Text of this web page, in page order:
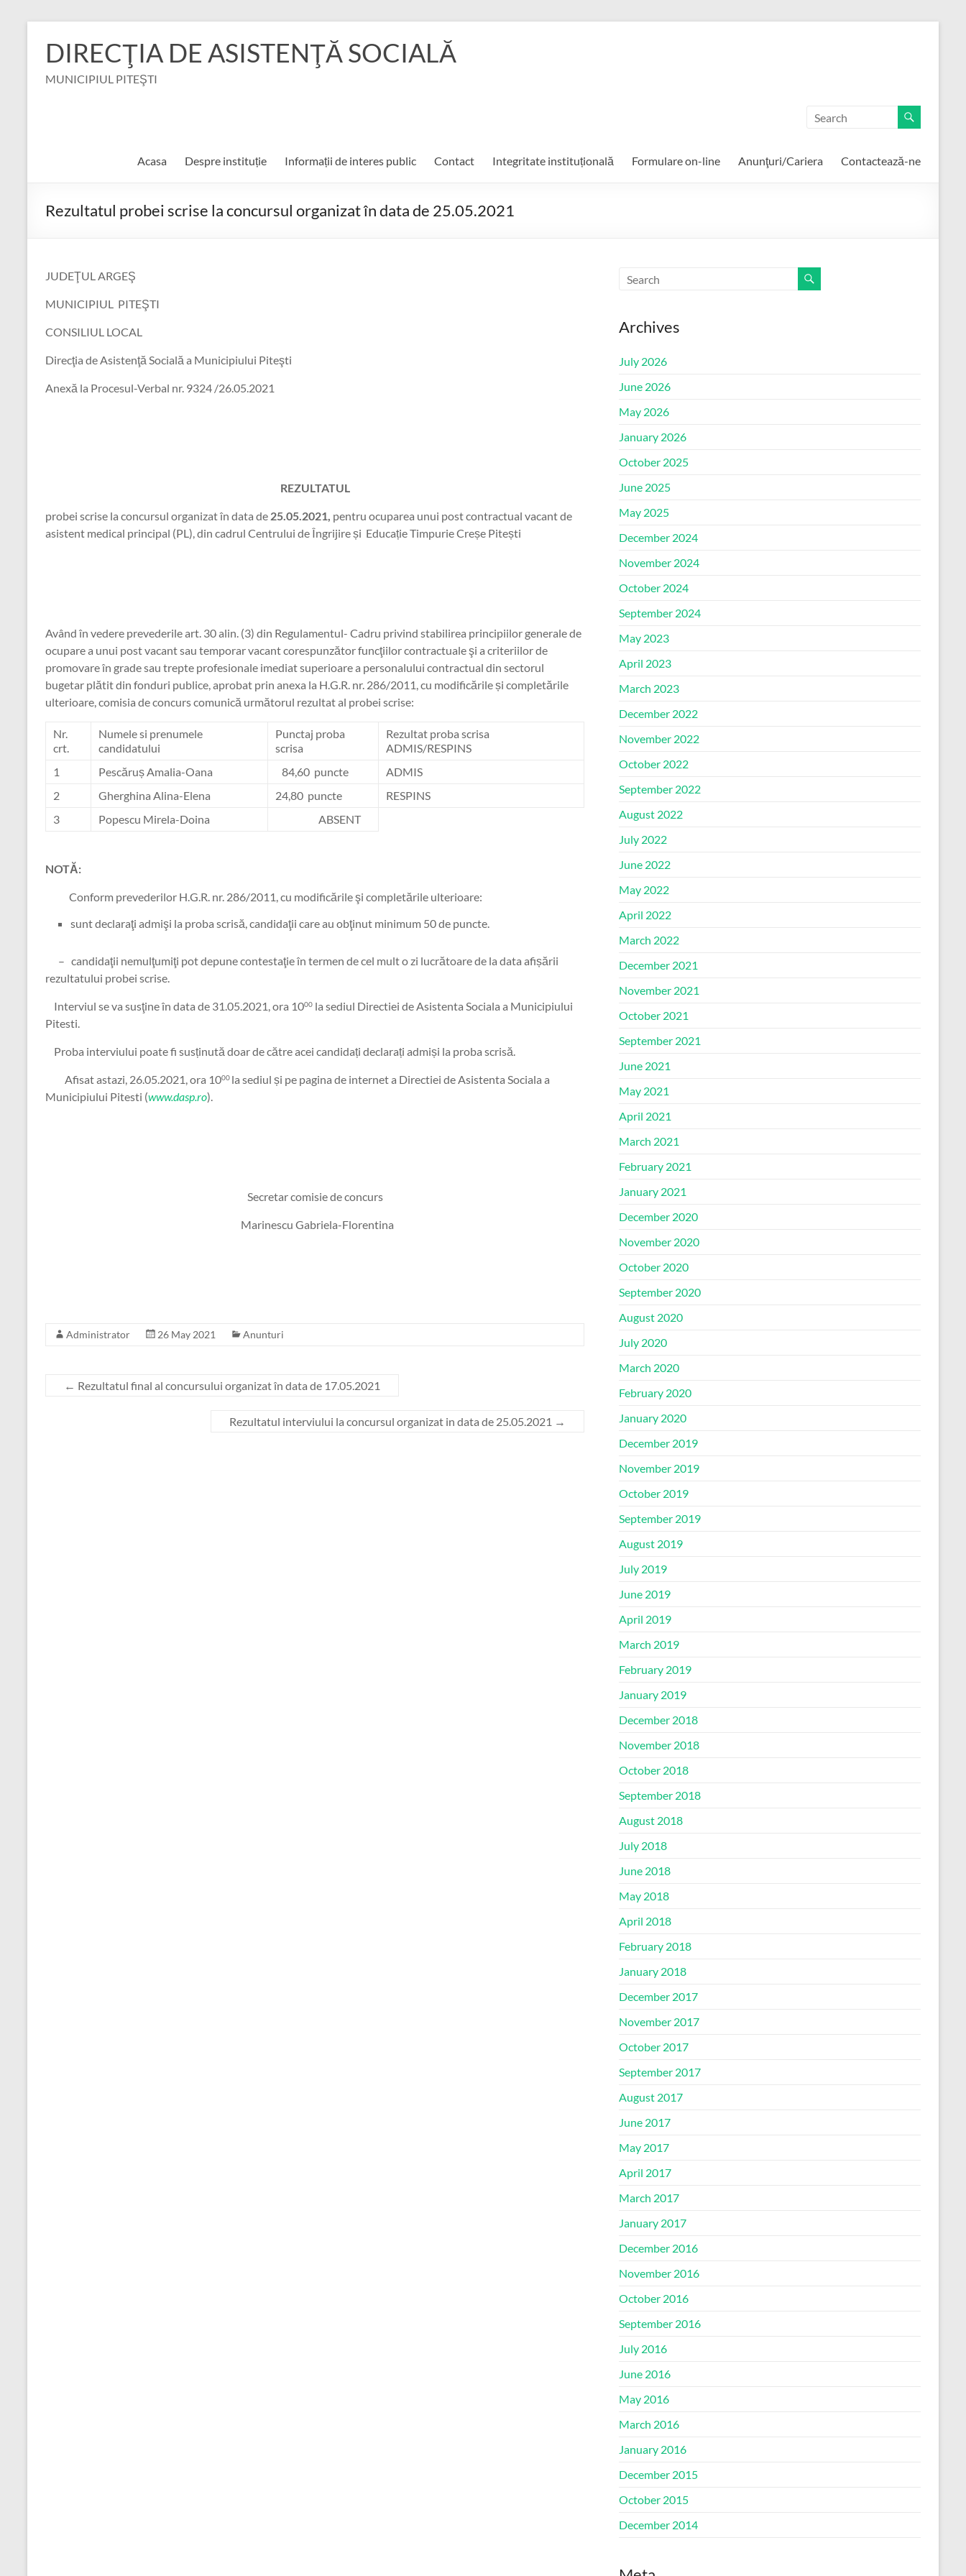
contentDIRECŢIA DE ASISTENŢĂ SOCIALĂ
MUNICIPIUL PITEŞTI
Acasa Despre instituție Informații de interes public Contact Integritate instituțională Formulare on-line Anunţuri/Cariera Contactează-ne
Rezultatul probei scrise la concursul organizat în data de 25.05.2021
JUDEŢUL ARGEŞ
MUNICIPIUL PITEŞTI
CONSILIUL LOCAL
Direcţia de Asistenţă Socială a Municipiului Piteşti
Anexă la Procesul-Verbal nr. 9324 /26.05.2021
REZULTATUL
probei scrise la concursul organizat în data de 25.05.2021, pentru ocuparea unui post contractual vacant de
asistent medical principal (PL), din cadrul Centrului de Îngrijire și Educație Timpurie Creșe Pitești
Având în vedere prevederile art. 30 alin. (3) din Regulamentul- Cadru privind stabilirea principiilor generale de
ocupare a unui post vacant sau temporar vacant corespunzător funcţiilor contractuale şi a criteriilor de
promovare în grade sau trepte profesionale imediat superioare a personalului contractual din sectorul
bugetar plătit din fonduri publice, aprobat prin anexa la H.G.R. nr. 286/2011, cu modificările și completările
ulterioare, comisia de concurs comunică următorul rezultat al probei scrise:
Nr.
crt.
Numele si prenumele
candidatului
Punctaj proba
scrisa
Rezultat proba scrisa
ADMIS/RESPINS
1
Pescăruș Amalia-Oana 84,60 puncte
ADMIS
2
Gherghina Alina-Elena 24,80 puncte
RESPINS
3
Popescu Mirela-Doina ABSENT
NOTĂ:
Conform prevederilor H.G.R. nr. 286/2011, cu modificările şi completările ulterioare:
sunt declaraţi admişi la proba scrisă, candidaţii care au obţinut minimum 50 de puncte.
– candidaţii nemulţumiţi pot depune contestaţie în termen de cel mult o zi lucrătoare de la data afișării
rezultatului probei scrise.
Interviul se va susţine în data de 31.05.2021, ora 1000 la sediul Directiei de Asistenta Sociala a Municipiului
Pitesti.
Proba interviului poate fi susținută doar de către acei candidați declarați admiși la proba scrisă.
Afisat astazi, 26.05.2021, ora 1000 la sediul și pe pagina de internet a Directiei de Asistenta Sociala a
Municipiului Pitesti (www.dasp.ro).
Secretar comisie de concurs
Marinescu Gabriela-Florentina
Administrator 26 May 2021 Anunturi
← Rezultatul final al concursului organizat în data de 17.05.2021
Rezultatul interviului la concursul organizat in data de 25.05.2021 →
Archives
July 2026
June 2026
May 2026
January 2026
October 2025
June 2025
May 2025
December 2024
November 2024
October 2024
September 2024
May 2023
April 2023
March 2023
December 2022
November 2022
October 2022
September 2022
August 2022
July 2022
June 2022
May 2022
April 2022
March 2022
December 2021
November 2021
October 2021
September 2021
June 2021
May 2021
April 2021
March 2021
February 2021
January 2021
December 2020
November 2020
October 2020
September 2020
August 2020
July 2020
March 2020
February 2020
January 2020
December 2019
November 2019
October 2019
September 2019
August 2019
July 2019
June 2019
April 2019
March 2019
February 2019
January 2019
December 2018
November 2018
October 2018
September 2018
August 2018
July 2018
June 2018
May 2018
April 2018
February 2018
January 2018
December 2017
November 2017
October 2017
September 2017
August 2017
June 2017
May 2017
April 2017
March 2017
January 2017
December 2016
November 2016
October 2016
September 2016
July 2016
June 2016
May 2016
March 2016
January 2016
December 2015
October 2015
December 2014